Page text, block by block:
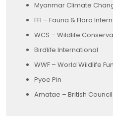
Myanmar Climate
FFI – Fauna & Flora
WCS – Wildlife
Birdlife International
WWF – World Wildlife
Pyoe Pin
Amatae – British Council